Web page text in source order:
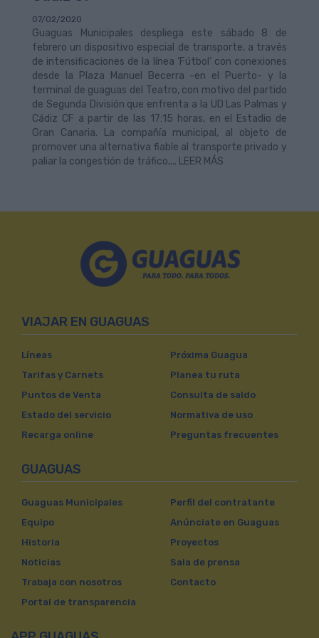
07/02/2020
Guaguas Municipales despliega este sábado 8 de
febrero un dispositivo especial de transporte, a través
de intensificaciones de la línea ‘Fútbol’ con conexiones
desde la Plaza Manuel Becerra -en el Puerto- y la
terminal de guaguas del Teatro, con motivo del partido
de Segunda División que enfrenta a la UD Las Palmas y
Cádiz CF a partir de las 17:15 horas, en el Estadio de
Gran Canaria. La compañía municipal, al objeto de
promover una alternativa fiable al transporte privado y
paliar la congestión de tráfico,... LEER MÁS
VIAJAR EN GUAGUAS
Líneas
Tarifas y Carnets
Puntos de Venta
Estado del servicio
Recarga online
Próxima Guagua
Planea tu ruta
Consulta de saldo
Normativa de uso
Preguntas frecuentes
GUAGUAS
Guaguas Municipales
Equipo
Historia
Noticias
Trabaja con nosotros
Portal de transparencia
Perfil del contratante
Anúnciate en Guaguas
Proyectos
Sala de prensa
Contacto